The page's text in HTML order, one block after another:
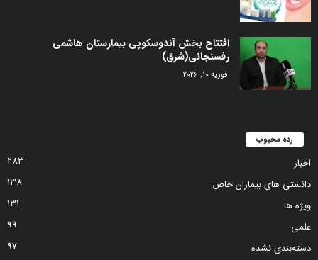
افتتاح بخش آندوسکوپی بیمارستان هاشمی
رفسنجانی(شرق)
فوریه 10, 2026
رده محبوب
اخبار
283
دانستی های بیماران خاص
138
ویژه ها
131
علمی
99
دسته‌بندی نشده
97